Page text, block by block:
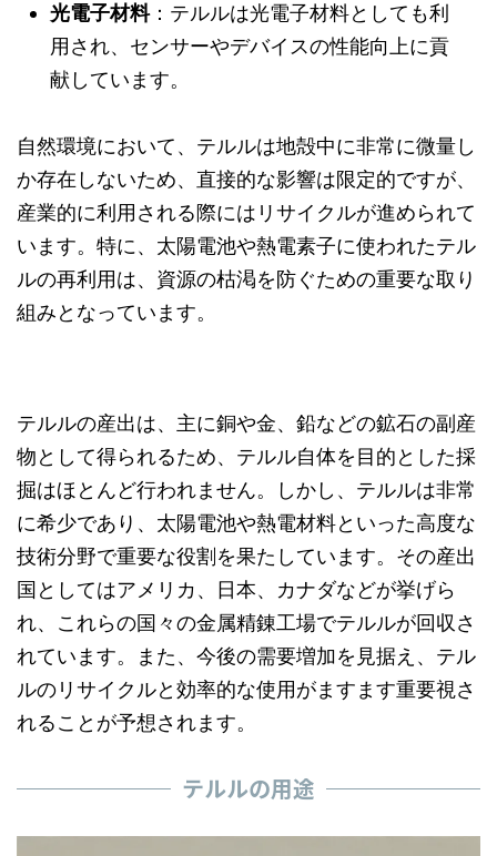
光電子材料：テルルは光電子材料としても利
用され、センサーやデバイスの性能向上に貢
献しています。
自然環境において、テルルは地殻中に非常に微量し
か存在しないため、直接的な影響は限定的ですが、
産業的に利用される際にはリサイクルが進められて
います。特に、太陽電池や熱電素子に使われたテル
ルの再利用は、資源の枯渇を防ぐための重要な取り
組みとなっています。
テルルの産出は、主に銅や金、鉛などの鉱石の副産
物として得られるため、テルル自体を目的とした採
掘はほとんど行われません。しかし、テルルは非常
に希少であり、太陽電池や熱電材料といった高度な
技術分野で重要な役割を果たしています。その産出
国としてはアメリカ、日本、カナダなどが挙げら
れ、これらの国々の金属精錬工場でテルルが回収さ
れています。また、今後の需要増加を見据え、テル
ルのリサイクルと効率的な使用がますます重要視さ
れることが予想されます。
テルルの用途